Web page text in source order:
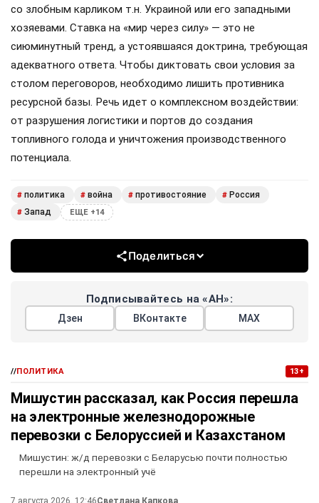
со злобным карликом т.н. Украиной или его западными
хозяевами. Ставка на «мир через силу» — это не
сиюминутный тренд, а устоявшаяся доктрина, требующая
адекватного ответа. Чтобы диктовать свои условия за
столом переговоров, необходимо лишить противника
ресурсной базы. Речь идет о комплексном воздействии:
от разрушения логистики и портов до создания
топливного голода и уничтожения производственного
потенциала.
# политика # война # противостояние # Россия
# Запад ЕЩЕ +14
Поделиться
Подписывайтесь на «АН»:
Дзен ВКонтакте МАХ
//ПОЛИТИКА 13+
Мишустин рассказал, как Россия перешла
на электронные железнодорожные
перевозки с Белоруссией и Казахстаном
Мишустин: ж/д перевозки с Беларусью почти полностью
перешли на электронный учё